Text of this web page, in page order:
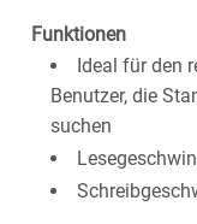
Funktionen
Ideal für den
Benutzer, die
suchen